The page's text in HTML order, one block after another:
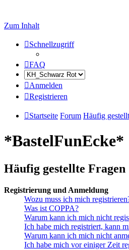
Zum Inhalt
Schnellzugriff
FAQ
Anmelden
Registrieren
Startseite Forum Häufig
*BastelFunEcke*
Häufig gestellte Fragen
Registrierung und Anmeldung
Wozu muss ich mich
Was ist COPPA?
Warum kann ich mich nicht
Ich habe mich registriert, kann
Warum kann ich mich nicht
Ich habe mich vor einiger Zeit